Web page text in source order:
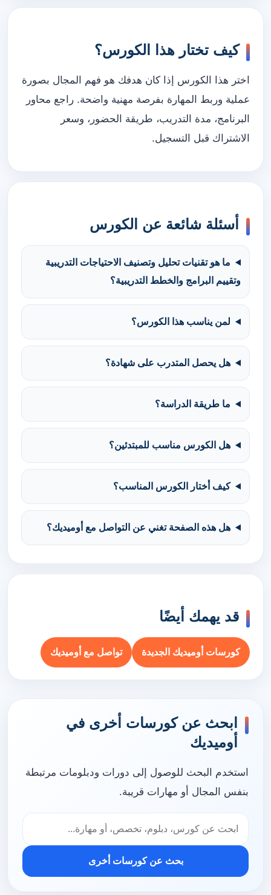
كيف تختار هذا الكورس؟
اختر هذا الكورس إذا كان هدفك هو فهم المجال بصورة
عملية وربط المهارة بفرصة مهنية واضحة. راجع محاور
البرنامج، مدة التدريب، طريقة الحضور، وسعر
الاشتراك قبل التسجيل.
أسئلة شائعة عن الكورس
ما هو تقنيات تحليل وتصنيف الاحتياجات التدريبية
وتقييم البرامج والخطط التدريبية؟
لمن يناسب هذا الكورس؟
هل يحصل المتدرب على شهادة؟
ما طريقة الدراسة؟
هل الكورس مناسب للمبتدئين؟
كيف أختار الكورس المناسب؟
هل هذه الصفحة تغني عن التواصل مع أوميديك؟
قد يهمك أيضًا
كورسات أوميديك الجديدة تواصل مع أوميديك
ابحث عن كورسات أخرى في
أوميديك
استخدم البحث للوصول إلى دورات ودبلومات مرتبطة
بنفس المجال أو مهارات قريبة.
بحث عن كورسات أخرى